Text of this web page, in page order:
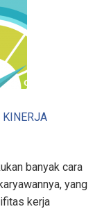
KINERJA
banyak cara
yang
kerja